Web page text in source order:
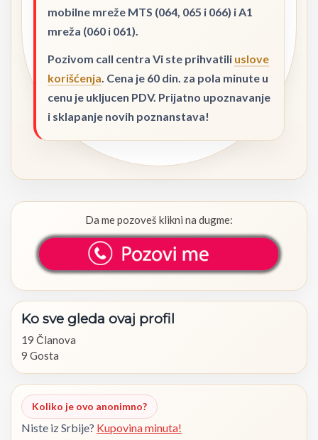
mobilne mreže MTS (064, 065 i 066) i A1
mreža (060 i 061).
Pozivom call centra Vi ste prihvatili uslove
korišćenja. Cena je 60 din. za pola minute u
cenu je ukljucen PDV. Prijatno upoznavanje
i sklapanje novih poznanstava!
Da me pozoveš klikni na dugme:
Ko sve gleda ovaj profil
19 Članova
9 Gosta
Koliko je ovo anonimno?
Niste iz Srbije? Kupovina minuta!